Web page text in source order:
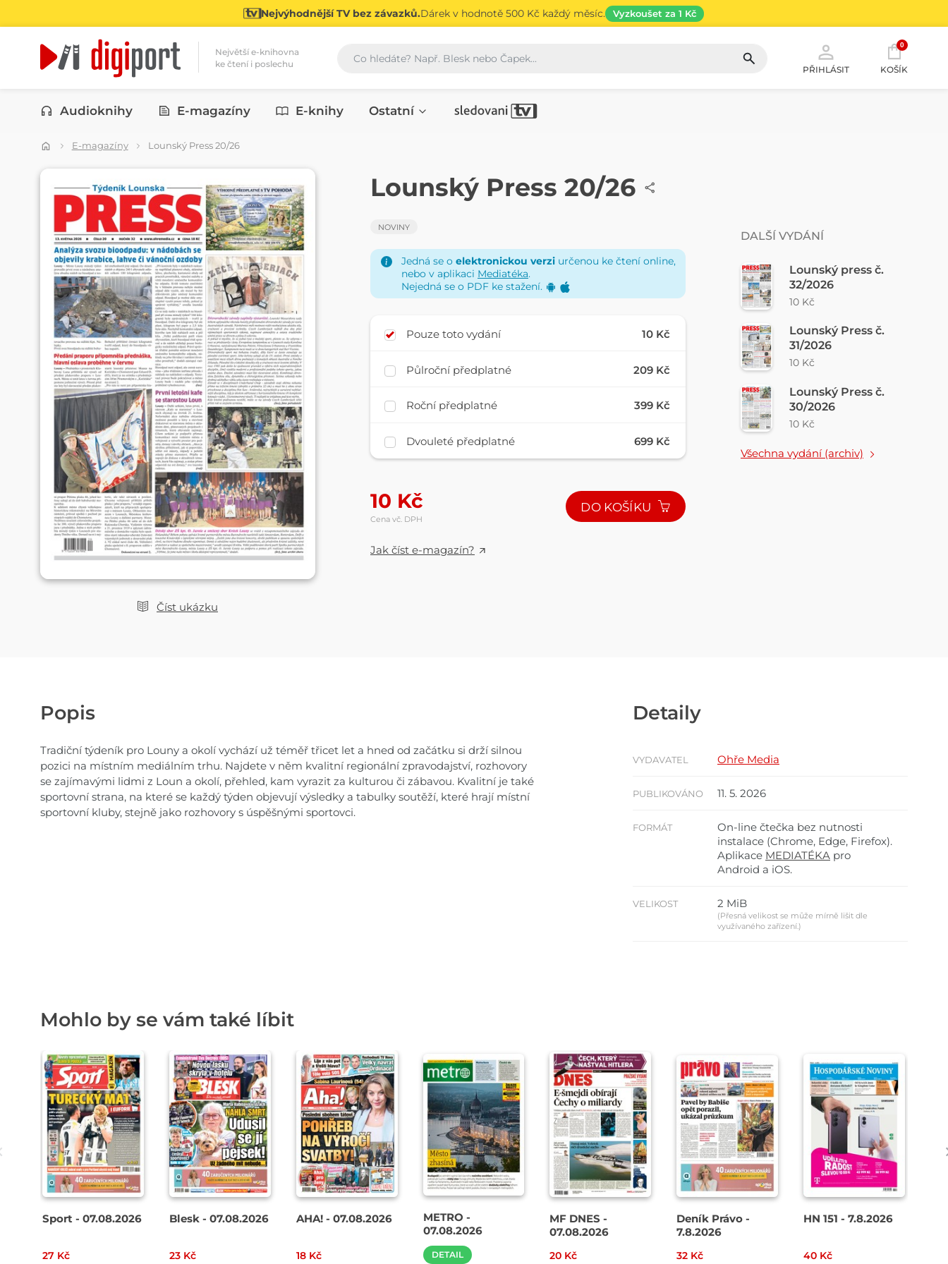
Nejvýhodnější TV bez závazků.Dárek v hodnotě 500 Kč každý měsíc. Vyzkoušet za 1 Kč
Největší e-knihovna
ke čtení i poslechu
Vyhledávání
PŘIHLÁSIT
0
KOŠÍK
Kategorie
Audioknihy E-magazíny E-knihy Ostatní
E-magazíny Lounský Press 20/26
Číst ukázku
NOVINY
Lounský Press 20/26
NOVINY
Jedná se o elektronickou verzi určenou ke čtení online,
nebo v aplikaci Mediatéka.
Nejedná se o PDF ke stažení.
Pouze toto vydání 10 Kč
Půlroční předplatné 209 Kč
Roční předplatné 399 Kč
Dvouleté předplatné 699 Kč
10 Kč
Cena vč. DPH
DO KOŠÍKU
Jak číst e-magazín?
DALŠÍ VYDÁNÍ
Lounský press č.
32/2026
10 Kč
Lounský Press č.
31/2026
10 Kč
Lounský Press č.
30/2026
10 Kč
Všechna vydání (archiv)
Popis
Tradiční týdeník pro Louny a okolí vychází už téměř třicet let a hned od začátku si drží silnou
pozici na místním mediálním trhu. Najdete v něm kvalitní regionální zpravodajství, rozhovory
se zajímavými lidmi z Loun a okolí, přehled, kam vyrazit za kulturou či zábavou. Kvalitní je také
sportovní strana, na které se každý týden objevují výsledky a tabulky soutěží, které hrají místní
sportovní kluby, stejně jako rozhovory s úspěšnými sportovci.
Detaily
VYDAVATEL Ohře Media
PUBLIKOVÁNO 11. 5. 2026
FORMÁT
On-line čtečka bez nutnosti
instalace (Chrome, Edge, Firefox).
Aplikace MEDIATÉKA pro
Android a iOS.
VELIKOST 2 MiB
(Přesná velikost se může mírně lišit dle
využívaného zařízení.)
Mohlo by se vám také líbit
Sport - 07.08.2026
27 Kč
Blesk - 07.08.2026
23 Kč
AHA! - 07.08.2026
18 Kč
METRO -
07.08.2026
DETAIL
MF DNES -
07.08.2026
20 Kč
Deník Právo -
7.8.2026
32 Kč
HN 151 - 7.8.2026
40 Kč